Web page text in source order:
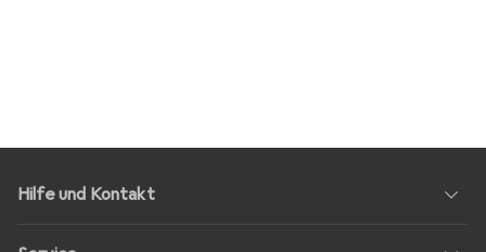
Hilfe und Kontakt